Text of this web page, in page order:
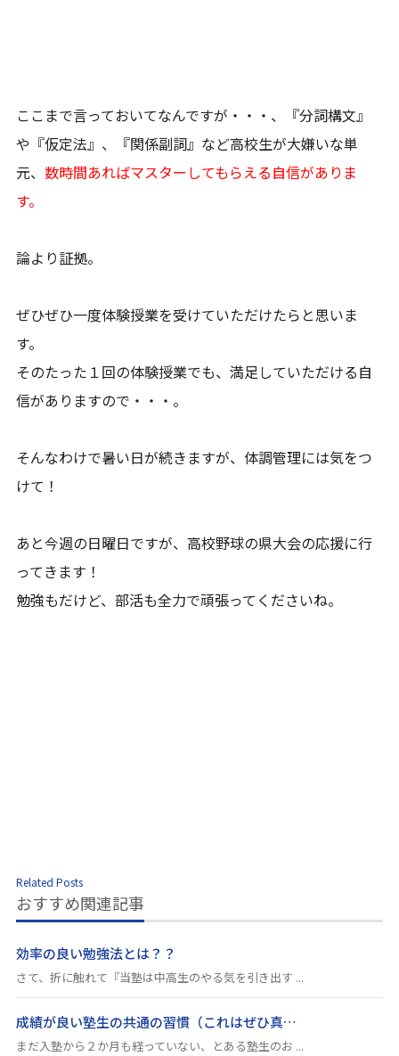
ここまで言っておいてなんですが・・・、『分詞構文』
や『仮定法』、『関係副詞』など高校生が大嫌いな単
元、数時間あればマスターしてもらえる自信がありま
す。
論より証拠。
ぜひぜひ一度体験授業を受けていただけたらと思いま
す。
そのたった１回の体験授業でも、満足していただける自
信がありますので・・・。
そんなわけで暑い日が続きますが、体調管理には気をつ
けて！
あと今週の日曜日ですが、高校野球の県大会の応援に行
ってきます！
勉強もだけど、部活も全力で頑張ってくださいね。
Related Posts
おすすめ関連記事
効率の良い勉強法とは？？
さて、折に触れて『当塾は中高生のやる気を引き出す ...
成績が良い塾生の共通の習慣（これはぜひ真…
まだ入塾から２か月も経っていない、とある塾生のお ...